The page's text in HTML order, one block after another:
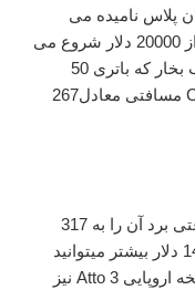
پلاس نامیده می
شود، قیمت آن از 139800 یوان یا کمتر از 20000 دلار شروع می
شود که شامل یک موتور برقی 201 اسب بخار که باتری 50
کیلووات ساعتی آن در هربار شارژ CLTC مسافتی معادل267
باتری اختیاری بزرگتر 60.5 کیلووات ساعتی برد آن را به 317
مایل (510 کیلومتر) با 10000 یوان یا 1400 دلار بیشتر میتوانید
سفارش دهید. این باتری بزرگتر روی نسخه اروپایی Atto 3 نیز